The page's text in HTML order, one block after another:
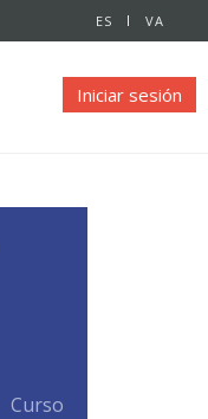
ES VA
Iniciar sesión
Curso